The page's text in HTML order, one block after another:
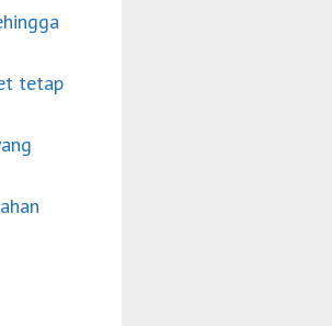
tetap